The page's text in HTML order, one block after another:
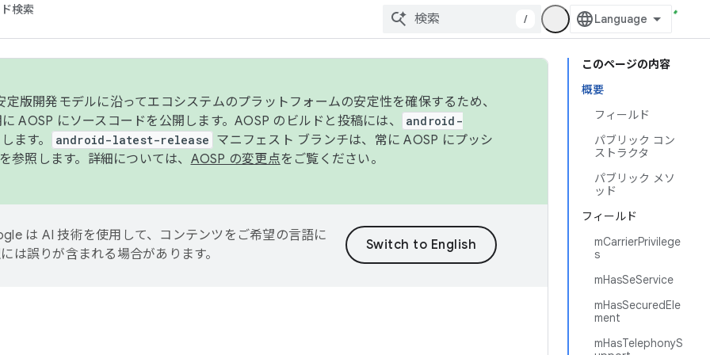
検索
/
このページの内容
概要
フィールド
パブリック コン
ストラクタ
パブリック メソ
ッド
フィールド
mCarrierPrivilege
s
mHasSeService
mHasSecuredEle
ment
mHasTelephonyS
版開発モデルに沿ってエコシステムのプラットフォームの安定性を確保するため、
AOSP にソースコードを公開します。AOSP のビルドと投稿には、
android-
ます。 android-latest-release マニフェスト ブランチは、常に AOSP にプッシ
参照します。詳細については、 AOSP の変更点をご覧ください。
は AI 技術を使用して、コンテンツをご希望の言語に
は誤りが含まれる場合があります。